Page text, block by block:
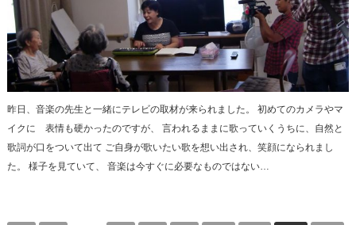
昨日、音楽の先生と一緒にテレビの取材が来られました。 初めてのカメラやマ
イクに 表情も硬かったのですが、 言われるままに歌っていくうちに、自然と
歌詞が口をついて出て ご自身が歌いたい歌を想い出され、笑顔になられまし
た。 様子を見ていて、 音楽は今すぐに必要なものではない…